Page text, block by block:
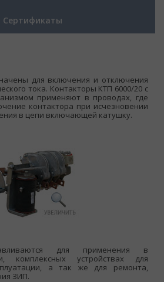
Сертификаты
для включения и отключения
тока. Контакторы КТП 6000/20 с
применяют в проводах, где
контактора при исчезновении
в цепи включающей катушку.
для применения в
комплексных устройствах для
а так же для ремонта,
ЗИП.